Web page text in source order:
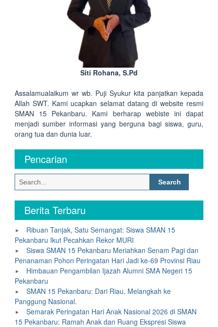
Siti Rohana, S.Pd
Assalamualaikum wr wb. Puji Syukur kita panjatkan kepada
Allah SWT. Kami ucapkan selamat datang di website resmi
SMAN 15 Pekanbaru. Kami berharap webiste ini dapat
menjadi sumber informasi yang berguna bagi siswa, guru,
orang tua dan dunia luar.
Pencarian
Search
for:
Berita Terbaru
Ribuan Tanjak, Satu Semangat: Siswa SMAN 15
Pekanbaru Ikut Pecahkan Rekor MURI
Siswa SMAN 15 Pekanbaru Meriahkan Senam Pagi dan
Penanaman Pohon Peringatan Hari Jadi ke-69 Provinsi Riau
Himbauan Pengambilan Ijazah Alumni SMA Negeri 15
Pekanbaru
SMAN 15 Pekanbaru: Dari Riau, Melangkah ke
Panggung Nasional.
Semarak Peringatan Hari Anak Nasional 2026 di SMAN
15 Pekanbaru: Ramah Anak dan Ruang Ekspresi Siswa